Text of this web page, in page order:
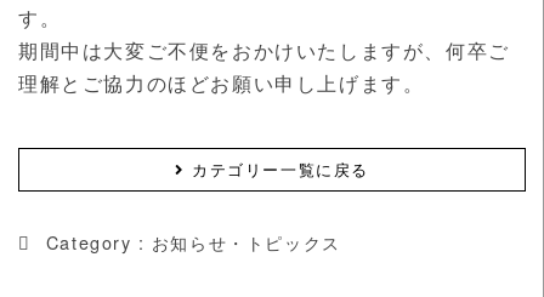
す。
期間中は大変ご不便をおかけいたしますが、何卒ご
理解とご協力のほどお願い申し上げます。
カテゴリー一覧に戻る
Category : お知らせ・トピックス